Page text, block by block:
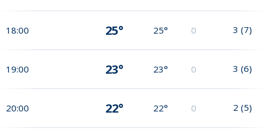
18:00 25° 25° 0 3 (7)
19:00 23° 23° 0 3 (6)
20:00 22° 22° 0 2 (5)